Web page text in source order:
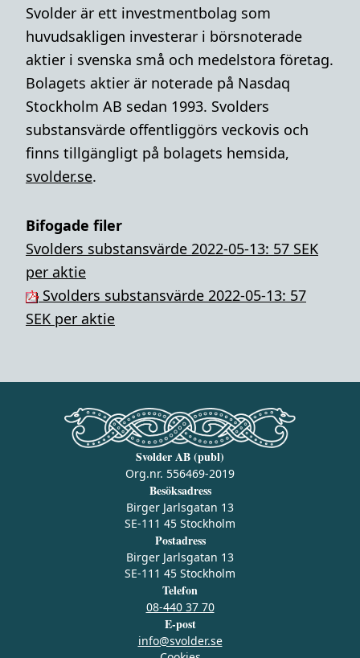
Svolder är ett investmentbolag som
huvudsakligen investerar i börsnoterade
aktier i svenska små och medelstora företag.
Bolagets aktier är noterade på Nasdaq
Stockholm AB sedan 1993. Svolders
substansvärde offentliggörs veckovis och
finns tillgängligt på bolagets hemsida,
svolder.se.
Bifogade filer
Svolders substansvärde 2022-05-13: 57 SEK
per aktie
Svolders substansvärde 2022-05-13: 57
SEK per aktie
Svolder AB (publ)
Org.nr. 556469-2019
Besöksadress
Birger Jarlsgatan 13
SE-111 45 Stockholm
Postadress
Birger Jarlsgatan 13
SE-111 45 Stockholm
Telefon
08-440 37 70
E-post
info@svolder.se